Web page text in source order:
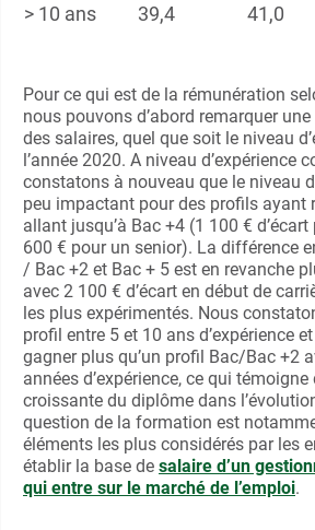
> 10 ans
39,4 41,0
Pour ce qui est de la rémunération
nous pouvons d’abord remarquer
des salaires, quel que soit le niveau
l’année 2020. A niveau d’expérience
constatons à nouveau que le niveau
peu impactant pour des profils ayant
allant jusqu’à Bac +4 (1 100 €
600 € pour un senior). La différence
/ Bac +2 et Bac + 5 est en revanche
avec 2 100 € d’écart en début de
les plus expérimentés. Nous
profil entre 5 et 10 ans d’expérience
gagner plus qu’un profil Bac/Bac +2
années d’expérience, ce qui témoigne
croissante du diplôme dans
question de la formation est
éléments les plus considérés par les
établir la base de salaire d’un
qui entre sur le marché de l’emploi.